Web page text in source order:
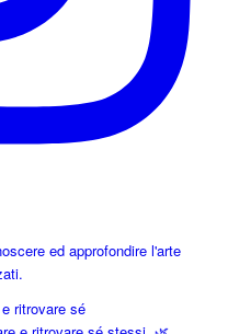
ed approfondire l'arte
ritrovare sé